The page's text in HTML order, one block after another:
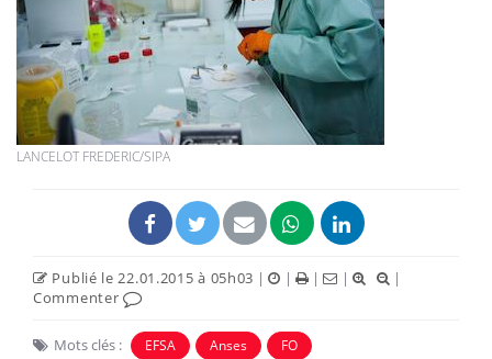
LANCELOT FREDERIC/SIPA
Publié le 22.01.2015 à 05h03 | | | |
|
Commenter
Mots clés : EFSA Anses FO